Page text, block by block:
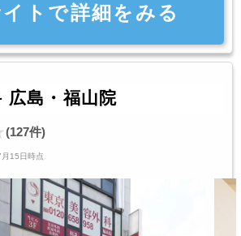
トで詳細をみる
広島・福山院
(127件)
15日時点